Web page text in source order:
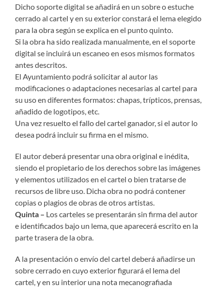
Dicho soporte digital se añadirá en un sobre o estuche
cerrado al cartel y en su exterior constará el lema elegido
para la obra según se explica en el punto quinto.
Si la obra ha sido realizada manualmente, en el soporte
digital se incluirá un escaneo en esos mismos formatos
antes descritos.
El Ayuntamiento podrá solicitar al autor las
modificaciones o adaptaciones necesarias al cartel para
su uso en diferentes formatos: chapas, trípticos, prensas,
añadido de logotipos, etc.
Una vez resuelto el fallo del cartel ganador, si el autor lo
desea podrá incluir su firma en el mismo.
El autor deberá presentar una obra original e inédita,
siendo el propietario de los derechos sobre las imágenes
y elementos utilizados en el cartel o bien tratarse de
recursos de libre uso. Dicha obra no podrá contener
copias o plagios de obras de otros artistas.
Quinta – Los carteles se presentarán sin firma del autor
e identificados bajo un lema, que aparecerá escrito en la
parte trasera de la obra.
A la presentación o envío del cartel deberá añadirse un
sobre cerrado en cuyo exterior figurará el lema del
cartel, y en su interior una nota mecanografiada